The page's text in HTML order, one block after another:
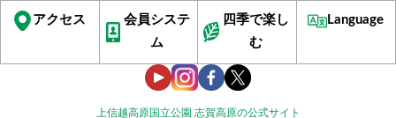
上信越高原国立公園 志賀高原の公式サイト
アクセス
会員システ
ム
四季で楽し
む
Language